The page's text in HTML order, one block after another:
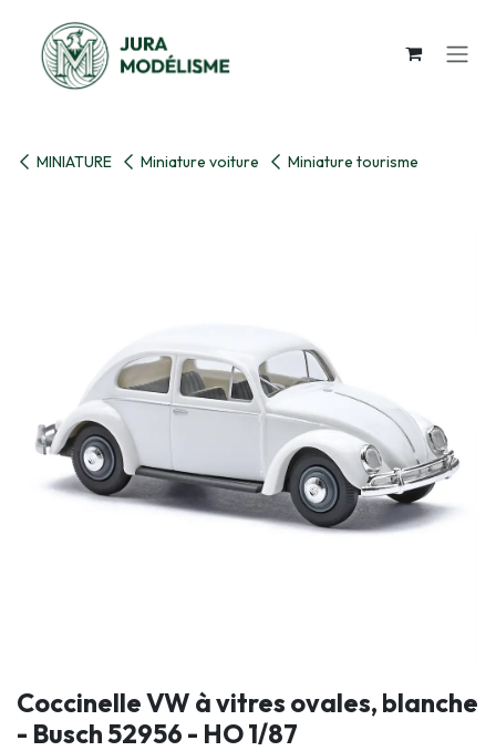
MINIATURE Miniature voiture Miniature tourisme
Coccinelle VW à vitres ovales, blanche
- Busch 52956 - HO 1/87